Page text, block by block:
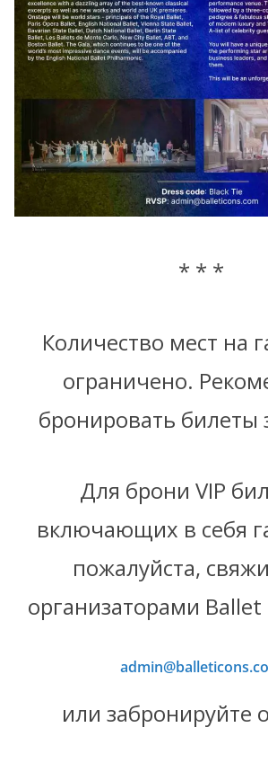
* * *
Количество мест на
ограничено.
бронировать билеты
Для брони VIP
включающих в себя
пожалуйста,
организаторами Ballet
или забронируйте